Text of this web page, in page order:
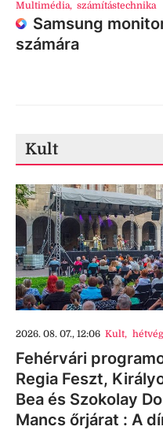
Multimédia, számítástechnika
Samsung
számára
Kult
2026. 08. 07., 12:06 Kult,
Fehérvári
Regia Feszt,
Bea és Szokolay
Mancs őrjárat : A